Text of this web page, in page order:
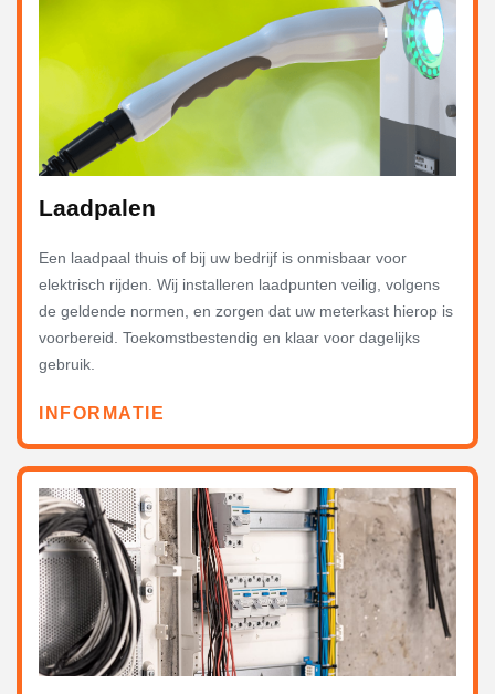
Laadpalen
Een laadpaal thuis of bij uw bedrijf is onmisbaar voor
elektrisch rijden. Wij installeren laadpunten veilig, volgens
de geldende normen, en zorgen dat uw meterkast hierop is
voorbereid. Toekomstbestendig en klaar voor dagelijks
gebruik.
INFORMATIE